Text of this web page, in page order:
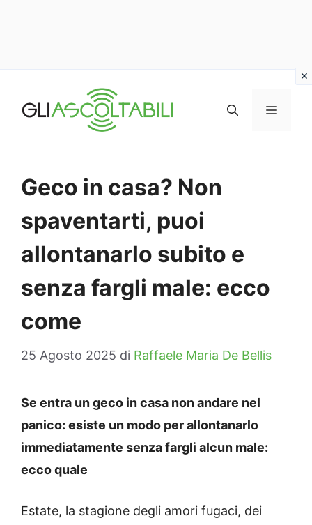
MENU
Geco in casa? Non
spaventarti, puoi
allontanarlo subito e
senza fargli male: ecco
come
25 Agosto 2025 di Raffaele Maria De Bellis
Se entra un geco in casa non andare nel
panico: esiste un modo per allontanarlo
immediatamente senza fargli alcun male:
ecco quale
Estate, la stagione degli amori fugaci, dei